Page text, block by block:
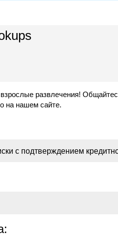
развлечения!
на нашем сайте.
с подтверждением